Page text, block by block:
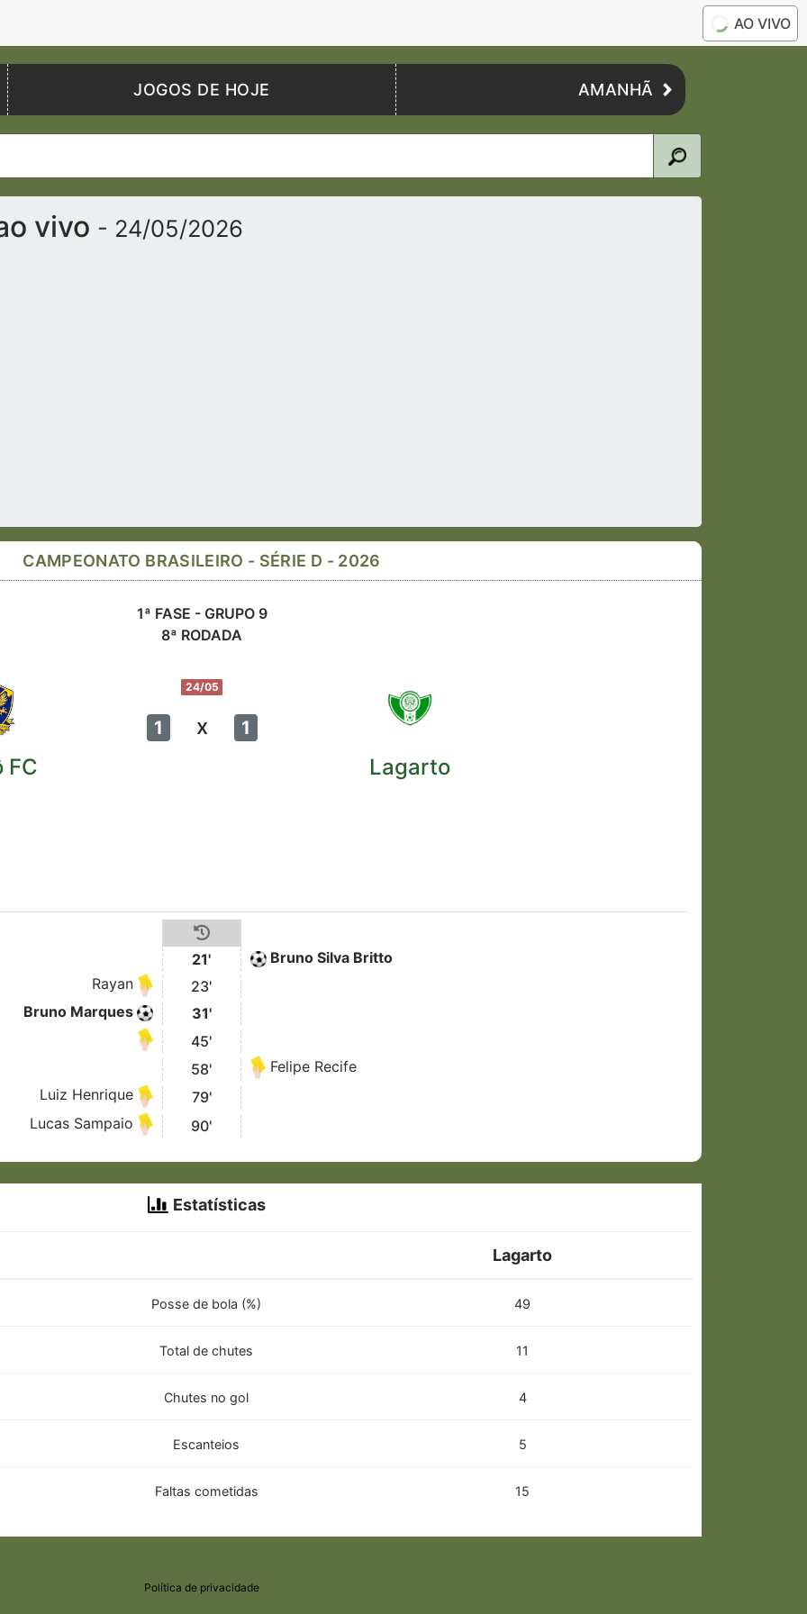
AO VIVO
JOGOS DE HOJE AMANHÃ
vivo - 24/05/2026
CAMPEONATO BRASILEIRO - SÉRIE D - 2026
1ª FASE - GRUPO 9
8ª RODADA
24/05
1 x 1
FC Lagarto
21'
Bruno Silva Britto
Rayan
23'
Bruno Marques
31'
45'
58'
Felipe Recife
Luiz Henrique
79'
Lucas Sampaio
90'
Estatísticas
Lagarto
Posse de bola (%) 49
Total de chutes 11
Chutes no gol 4
Escanteios 5
Faltas cometidas 15
Política de privacidade